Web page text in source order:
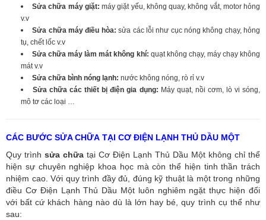
Sửa chữa máy giặt:máy giặt yếu, không quay, không vắt, motor hỏng
v.v
Sửa chữa máy điều hòa: sửa các lỗi như cục nóng không chạy, hỏng
tụ, chết lốc v.v
Sửa chữa máy làm mát không khí: quạt không chạy, máy chạy không
mát v.v
Sửa chữa bình nóng lạnh: nước không nóng, rò rỉ v.v
Sửa chữa các thiết bị điện gia dụng: Máy quạt, nồi cơm, lò vi sóng,
mô tơ các loại …
CÁC BƯỚC SỬA CHỮA TẠI CƠ ĐIỆN LẠNH THỦ DẦU MỘT
Quy trình sửa chữa tại Cơ Điện Lạnh Thủ Dầu Một không chỉ thể
hiện sự chuyên nghiệp khoa học mà còn thể hiện tinh thần trách
nhiệm cao. Với quy trình đầy đủ, đúng kỹ thuật là một trong những
điều Cơ Điện Lạnh Thủ Dầu Một luôn nghiêm ngặt thực hiện đối
với bất cứ khách hàng nào dù là lớn hay bé, quy trình cụ thể như
sau: